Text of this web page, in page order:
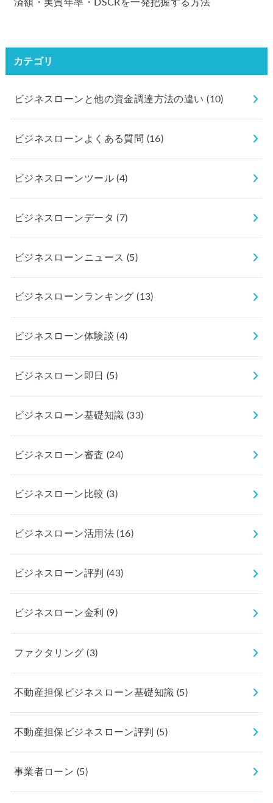
済額・実質年率・DSCRを一発把握する方法
カテゴリ
ビジネスローンと他の資金調達方法の違い(10)
ビジネスローンよくある質問 (16)
ビジネスローンツール(4)
ビジネスローンデータ(7)
ビジネスローンニュース (5)
ビジネスローンランキング(13)
ビジネスローン体験談(4)
ビジネスローン即日 (5)
ビジネスローン基礎知識 (33)
ビジネスローン審査 (24)
ビジネスローン比較 (3)
ビジネスローン活用法(16)
ビジネスローン評判 (43)
ビジネスローン金利 (9)
ファクタリング(3)
不動産担保ビジネスローン基礎知識 (5)
不動産担保ビジネスローン評判(5)
事業者ローン (5)